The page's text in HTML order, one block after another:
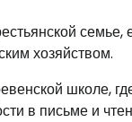
семье,
хозяйством.
школе,
в письме и